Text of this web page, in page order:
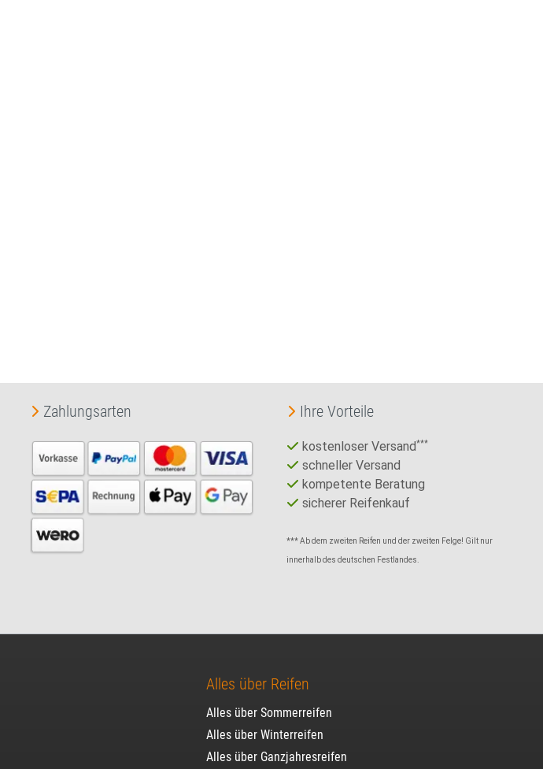
Zahlungsarten Ihre Vorteile
kostenloser Versand***
schneller Versand
kompetente Beratung
sicherer Reifenkauf
*** Ab dem zweiten Reifen und der zweiten Felge! Gilt nur
innerhalb des deutschen Festlandes.
Alles über Reifen
Alles über Sommerreifen
Alles über Winterreifen
Alles über Ganzjahresreifen